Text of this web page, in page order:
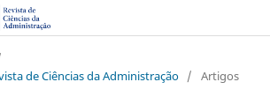
de Ciências da Administração / Artigos